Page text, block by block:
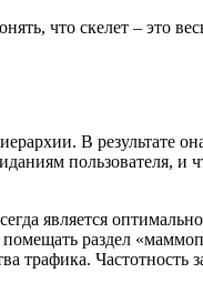
что скелет – это
В результате
пользователя, и
является
раздел
трафика. Частотность